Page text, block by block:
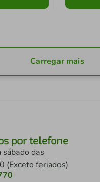
Carregar mais
por telefone
das
(Exceto feriados)